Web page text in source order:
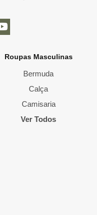
Roupas Masculinas
Bermuda
Calça
Camisaria
Ver Todos